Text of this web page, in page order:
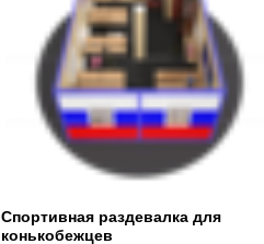
Спортивная раздевалка для
конькобежцев